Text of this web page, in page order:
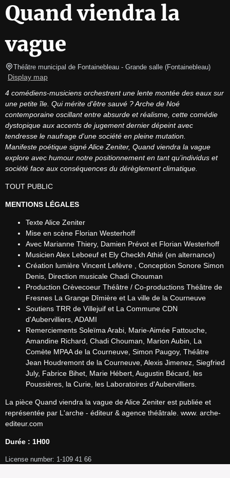
Quand viendra la
vague
Théâtre municipal de Fontainebleau - Grande salle (Fontainebleau)
Display map
4 comédiens-musiciens orchestrent une lente montée des eaux sur
une petite île. Qui mérite d'être sauvé ? Arche de Noé
contemporaine oscillant entre absurde et réalisme, cette comédie
dystopique aux accents de jugement dernier dépeint avec
tendresse le naufrage d'une société en pleine mutation.
Manifeste poétique signé Alice Zeniter, Quand viendra la vague
explore avec humour notre positionnement en tant qu’individus et
société face aux conséquences du dérèglement climatique.
TOUT PUBLIC
MENTIONS LÉGALES
Texte Alice Zeniter
Mise en scène Florian Westerhoff
Avec Marianne Thiery, Damien Prévot et Florian Westerhoff
Musicien Alex Leboeuf et Ely Checkh Athié (en alternance)
Création lumière Vincent Lefèvre , Conception Sonore Simon
Denis, Direction musicale Chadi Chouman
Production Crèvecoeur Théâtre / Co-productions Théâtre de
Fresnes La Grange Dîmière et La ville de la Courneuve
Soutiens TRR de Villejuif et La Commune CDN
d'Aubervilliers, ADAMI
Remerciements Soleïma Arabi, Marie-Aimée Fattouche,
Amandine Richard, Chadi Chouman, Marion Aubin, La
Comète MPAA de la Courneuve, Simon Paugoy, Théâtre
Jean Houdremont de la Courneuve, Alexis Jimenez, Siegfried
July, Fabrice Bihet, Marie Hébert, Augustin Bécard, les
Poussières, la Curie, les Laboratoires d'Aubervilliers.
La pièce Quand viendra la vague de Alice Zeniter est publiée et
représentée par L'arche - éditeur & agence théâtrale. www. arche-
editeur.com
Durée : 1H00
License number: 1-109 41 66